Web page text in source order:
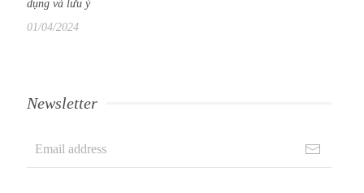
dụng và lưu ý
01/04/2024
Newsletter